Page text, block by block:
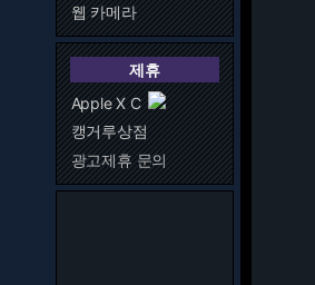
웹 카메라
제휴
Apple X C
캥거루상점
광고제휴 문의